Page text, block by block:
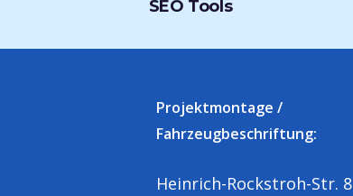
SEO Tools
Projektmontage /
Fahrzeugbeschriftung:
Heinrich-Rockstroh-Str. 8